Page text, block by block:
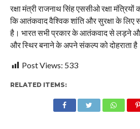
रक्षा मंत्री राजनाथ सिंह एससीओ रक्षा
कि आतंकवाद वैश्विक शांति और सुरक्षा के लिए
है। भारत सभी प्रकार के आतंकवाद से लड़ने और
और स्थिर बनाने के अपने संकल्प को दोहराता
Post Views: 533
RELATED ITEMS: